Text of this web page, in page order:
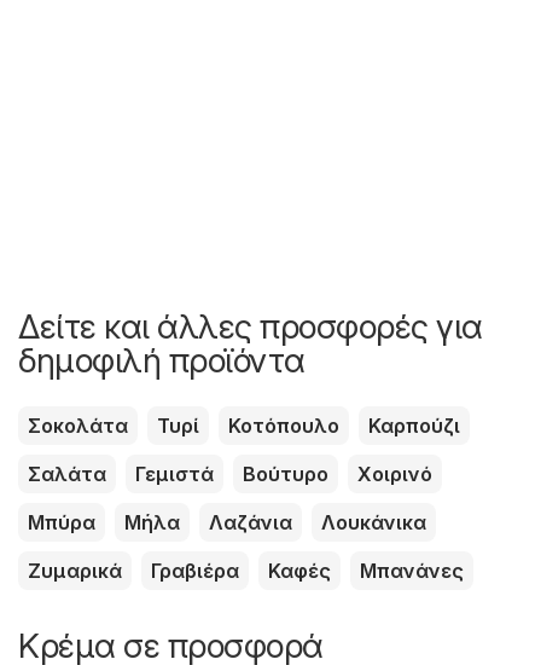
Δείτε και άλλες προσφορές για
δημοφιλή προϊόντα
Σοκολάτα Τυρί Κοτόπουλο
Καρπούζι
Σαλάτα
Γεμιστά Βούτυρο
Χοιρινό
Μπύρα
Μήλα Λαζάνια
Λουκάνικα
Ζυμαρικά
Γραβιέρα Καφές Μπανάνες
Κρέμα σε προσφορά